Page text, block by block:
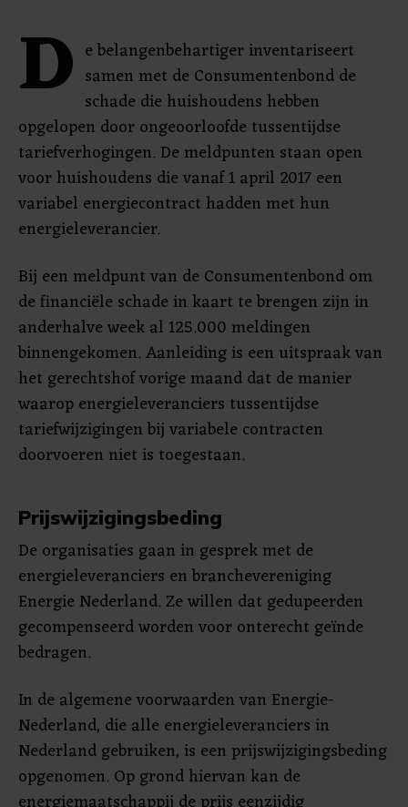
D e belangenbehartiger inventariseert
samen met de Consumentenbond de
schade die huishoudens hebben
opgelopen door ongeoorloofde tussentijdse
tariefverhogingen. De meldpunten staan open
voor huishoudens die vanaf 1 april 2017 een
variabel energiecontract hadden met hun
energieleverancier.
Bij een meldpunt van de Consumentenbond om
de financiële schade in kaart te brengen zijn in
anderhalve week al 125.000 meldingen
binnengekomen. Aanleiding is een uitspraak van
het gerechtshof vorige maand dat de manier
waarop energieleveranciers tussentijdse
tariefwijzigingen bij variabele contracten
doorvoeren niet is toegestaan.
Prijswijzigingsbeding
De organisaties gaan in gesprek met de
energieleveranciers en branchevereniging
Energie Nederland. Ze willen dat gedupeerden
gecompenseerd worden voor onterecht geïnde
bedragen.
In de algemene voorwaarden van Energie-
Nederland, die alle energieleveranciers in
Nederland gebruiken, is een prijswijzigingsbeding
opgenomen. Op grond hiervan kan de